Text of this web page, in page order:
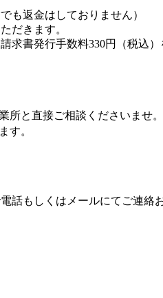
も返金はしておりません）
だきます。
求書発行手数料330円（税込
と直接ご相談くださいませ。
す。
話もしくはメールにてご連絡